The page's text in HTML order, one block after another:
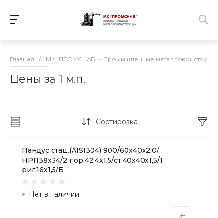
Главная / МК "ПРОМСНАБ" - Промышленные
Цены за 1 м.п.
Сортировка
Пандус стац.(AISI304) 900/60х40х2,0/
НРП38х34/2 пор.42,4х1,5/ст.40х40х1,5/1
риг.16х1,5/Б
Нет в наличии